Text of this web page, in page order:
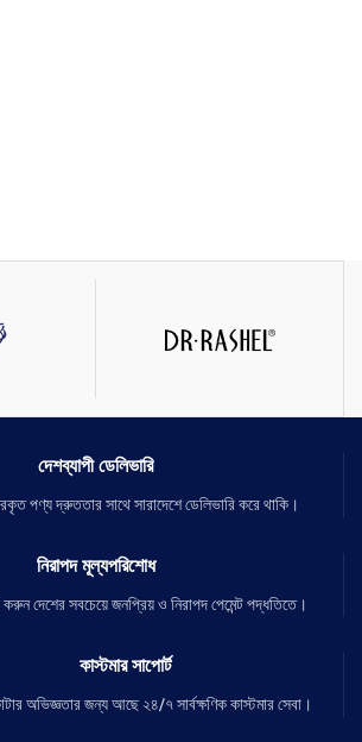
দেশব্যাপী ডেলিভারি
পণ্য দ্রুততার সাথে সারাদেশে ডেলিভারি করে থাকি।
নিরাপদ মূল্যপরিশোধ
দেশের সবচেয়ে জনপ্রিয় ও নিরাপদ পেমেন্ট পদ্ধতিতে।
কাস্টমার সাপোর্ট
অভিজ্ঞতার জন্য আছে ২৪/৭ সার্বক্ষণিক কাস্টমার সেবা।